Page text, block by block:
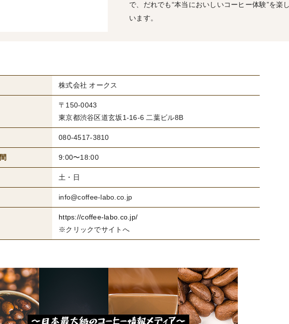
で、だれでも“本当においしいコーヒー体験”を楽
います。
株式会社 オークス
〒150-0043
東京都渋谷区道玄坂1-16-6 二葉ビル8B
080-4517-3810
9:00〜18:00
土・日
info@coffee-labo.co.jp
https://coffee-labo.co.jp/
※クリックでサイトへ